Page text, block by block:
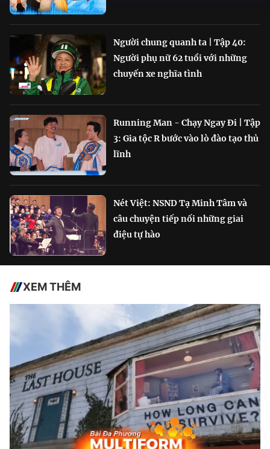
Người chung quanh ta | Tập 40:
Người phụ nữ 62 tuổi với những
chuyến xe nghĩa tình
Running Man - Chạy Ngay Đi | Tập
3: Gia tộc R bước vào lò đào tạo thủ
lĩnh
Nét Việt: NSND Tạ Minh Tâm và
câu chuyện tiếp nối những giai
điệu tự hào
XEM THÊM